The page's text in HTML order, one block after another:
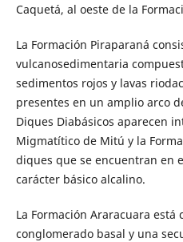
Caquetá, al oeste de la
La Formación Piraparaná
vulcanosedimentaria
sedimentos rojos y lavas
presentes en un amplio arco
Diques Diabásicos aparecen
Migmatítico de Mitú y la
diques que se encuentran en
carácter básico alcalino.
La Formación Araracuara está
conglomerado basal y una